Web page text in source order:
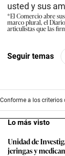
usted y sus
*El Comercio abre
marco plural, el
articulistas que las
Seguir temas
Conforme a los criterios
Lo más visto
Unidad de
jeringas y